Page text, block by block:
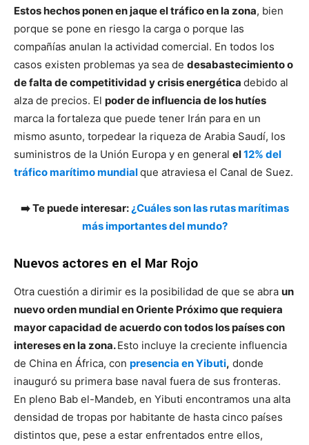
Estos hechos ponen en jaque el tráfico en la zona, bien
porque se pone en riesgo la carga o porque las
compañías anulan la actividad comercial. En todos los
casos existen problemas ya sea de desabastecimiento o
de falta de competitividad y crisis energética debido al
alza de precios. El poder de influencia de los hutíes
marca la fortaleza que puede tener Irán para en un
mismo asunto, torpedear la riqueza de Arabia Saudí, los
suministros de la Unión Europa y en general el12% del
tráfico marítimo mundialque atraviesa el Canal de Suez.
➡️ Te puede interesar: ¿Cuáles son las rutas marítimas
más importantes del mundo?
Nuevos actores en el Mar Rojo
Otra cuestión a dirimir es la posibilidad de que se abra un
nuevo orden mundial en Oriente Próximo que requiera
mayor capacidad de acuerdo con todos los países con
intereses en la zona.Esto incluye la creciente influencia
de China en África, con presencia en Yibuti, donde
inauguró su primera base naval fuera de sus fronteras.
En pleno Bab el-Mandeb, en Yibuti encontramos una alta
densidad de tropas por habitante de hasta cinco países
distintos que, pese a estar enfrentados entre ellos,